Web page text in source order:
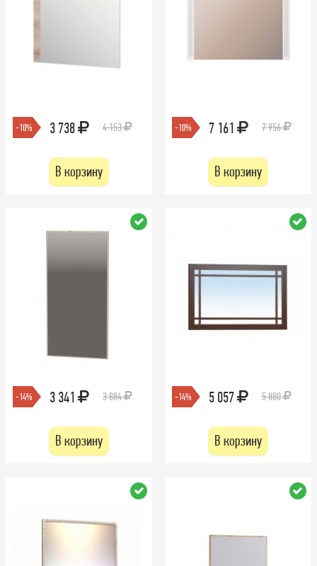
-10% 3 738 4 153
В корзину
-10% 7 161 7 956
В корзину
-14% 3 341 3 884
В корзину
-14% 5 057 5 880
В корзину